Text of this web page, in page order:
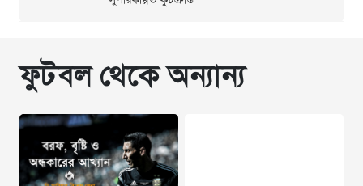
ফুটবল থেকে অন্যান্য